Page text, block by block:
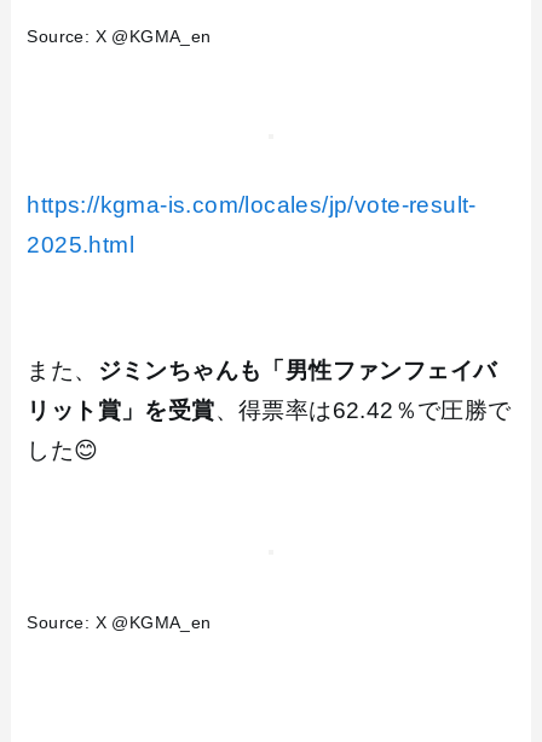
Source: X @KGMA_en
https://kgma-is.com/locales/jp/vote-result-
2025.html
また、
ジミンちゃんも「男性ファンフェイバ
リット賞」を受賞、得票率は62.42％で圧勝で
した😊
Source: X @KGMA_en